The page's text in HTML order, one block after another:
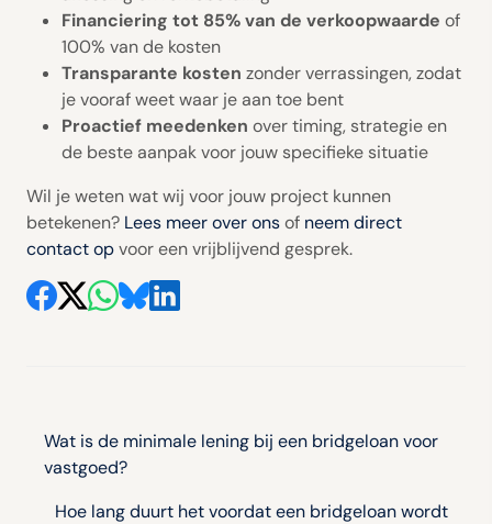
Financiering tot 85% van de verkoopwaarde of
100% van de kosten
Transparante kosten zonder verrassingen, zodat
je vooraf weet waar je aan toe bent
Proactief meedenken over timing, strategie en
de beste aanpak voor jouw specifieke situatie
Wil je weten wat wij voor jouw project kunnen
betekenen? Lees meer over onsof neem direct
contact opvoor een vrijblijvend gesprek.
Wat is de minimale lening bij een bridgeloan voor
vastgoed?
Hoe lang duurt het voordat een bridgeloan wordt